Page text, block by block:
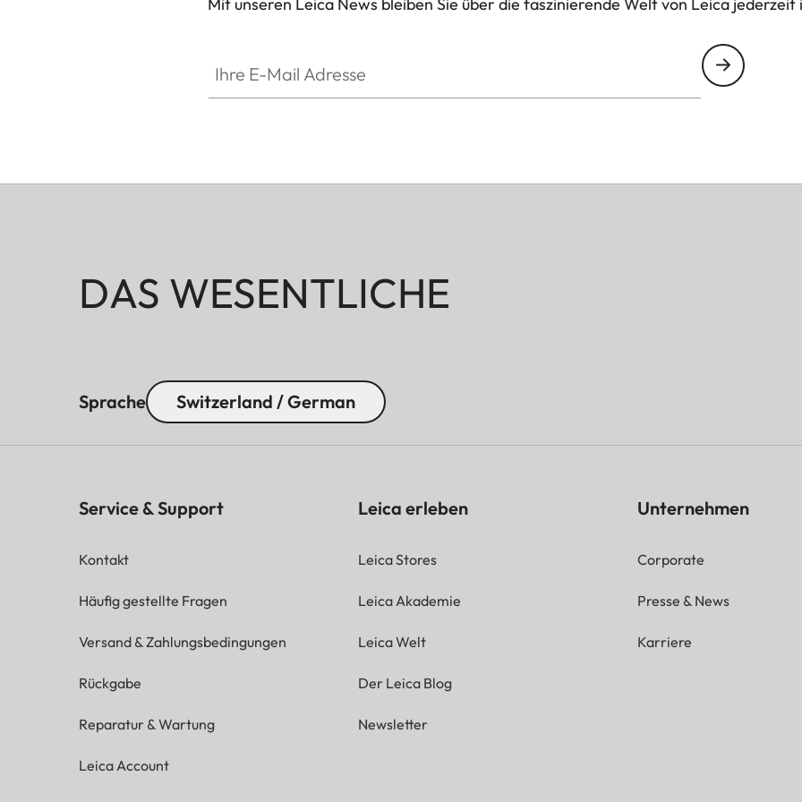
DAS WESENTLICHE
Sprache Switzerland / German
Service & Support
Kontakt
Häufig gestellte Fragen
Versand & Zahlungsbedingungen
Rückgabe
Reparatur & Wartung
Leica Account
Leica erleben
Leica Stores
Leica Akademie
Leica Welt
Der Leica Blog
Newsletter
Unternehmen
Corporate
Presse & News
Karriere